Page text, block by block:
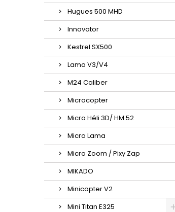
Hugues 500 MHD
Innovator
Kestrel SX500
Lama V3/V4
M24 Caliber
Microcopter
Micro Héli 3D/ HM 52
Micro Lama
Micro Zoom / Pixy Zap
MIKADO
Minicopter V2
Mini Titan E325